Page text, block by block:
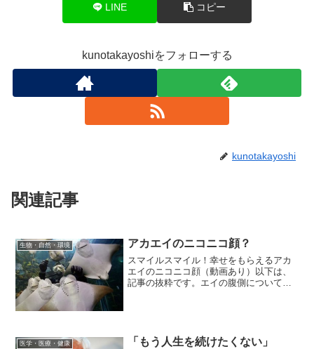
LINE コピー
kunotakayoshiをフォローする
kunotakayoshi
関連記事
生物・自然・環境 アカエイのニコニコ顔？
スマイルスマイル！幸せをもらえるアカ
エイのニコニコ顔（動画あり）以下は、
記事の抜粋です。エイの腹側についてい
医学・医療・健康
「もう人生を続けたくない」